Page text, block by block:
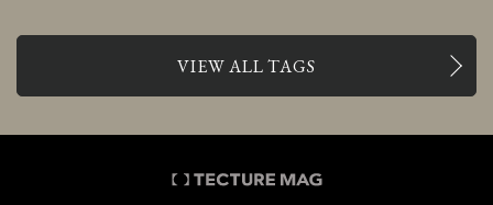
VIEW ALL TAGS